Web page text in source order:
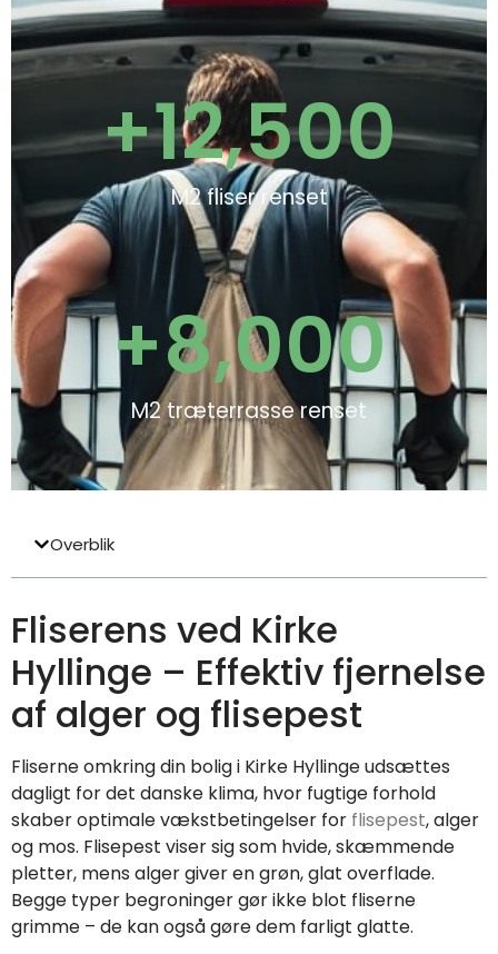
M2 fliser renset
+12,500
M2 træterrasse renset
+8,000
Overblik
Fliserens ved Kirke
Hyllinge – Effektiv fjernelse
af alger og flisepest
Fliserne omkring din bolig i Kirke Hyllinge udsættes
dagligt for det danske klima, hvor fugtige forhold
skaber optimale vækstbetingelser for flisepest, alger
og mos. Flisepest viser sig som hvide, skæmmende
pletter, mens alger giver en grøn, glat overflade.
Begge typer begroninger gør ikke blot fliserne
grimme – de kan også gøre dem farligt glatte.